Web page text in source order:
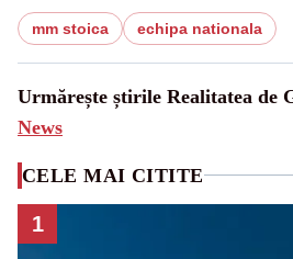
mm stoica echipa nationala
Urmărește știrile Realitatea de
News
CELE MAI CITITE
1